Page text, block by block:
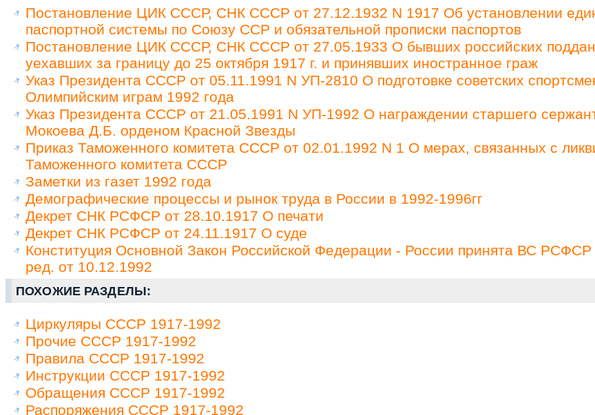
Постановление ЦИК СССР, СНК СССР от 27.12.1932 N 1917 Об установлении
паспортной системы по Союзу ССР и обязательной прописки паспортов
Постановление ЦИК СССР, СНК СССР от 27.05.1933 О бывших российских
уехавших за границу до 25 октября 1917 г. и принявших иностранное граж
Указ Президента СССР от 05.11.1991 N УП-2810 О подготовке советских
Олимпийским играм 1992 года
Указ Президента СССР от 21.05.1991 N УП-1992 О награждении старшего
Мокоева Д.Б. орденом Красной Звезды
Приказ Таможенного комитета СССР от 02.01.1992 N 1 О мерах, связанных с
Таможенного комитета СССР
Заметки из газет 1992 года
Демографические процессы и рынок труда в России в 1992-1996гг
Декрет СНК РСФСР от 28.10.1917 О печати
Декрет СНК РСФСР от 24.11.1917 О суде
Конституция Основной Закон Российской Федерации - России принята ВС
ред. от 10.12.1992
ПОХОЖИЕ РАЗДЕЛЫ:
Циркуляры СССР 1917-1992
Прочие СССР 1917-1992
Правила СССР 1917-1992
Инструкции СССР 1917-1992
Обращения СССР 1917-1992
Распоряжения СССР 1917-1992